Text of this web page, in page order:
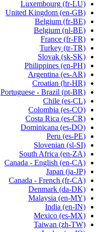
Luxembourg (fr-LU)
United Kingdom (en-GB)
Belgium (fr-BE)
Belgium (nl-BE)
France (fr-FR)
Turkey (tr-TR)
Slovak (sk-SK)
Philippines (en-PH)
Argentina (es-AR)
Croatian (hr-HR)
Portuguese - Brazil (pt-BR)
Chile (es-CL)
Colombia (es-CO)
Costa Rica (es-CR)
Dominicana (es-DO)
Peru (es-PE)
Slovenian (sl-SI)
South Africa (en-ZA)
Canada - English (en-CA)
Japan (ja-JP)
Canada - French (fr-CA)
Denmark (da-DK)
Malaysia (en-MY)
India (en-IN)
Mexico (es-MX)
Taiwan (zh-TW)